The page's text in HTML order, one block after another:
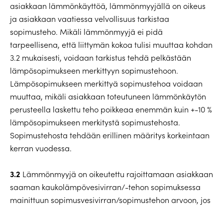
asiakkaan lämmönkäyttöä, lämmönmyyjällä on oikeus
ja asiakkaan vaatiessa velvollisuus tarkistaa
sopimusteho. Mikäli lämmönmyyjä ei pidä
tarpeellisena, että liittymän kokoa tulisi muuttaa kohdan
3.2 mukaisesti, voidaan tarkistus tehdä pelkästään
lämpösopimukseen merkittyyn sopimustehoon.
Lämpösopimukseen merkittyä sopimustehoa voidaan
muuttaa, mikäli asiakkaan toteutuneen lämmönkäytön
perusteella laskettu teho poikkeaa enemmän kuin +-10 %
lämpösopimukseen merkitystä sopimustehosta.
Sopimustehosta tehdään erillinen määritys korkeintaan
kerran vuodessa.
3.2 Lämmönmyyjä on oikeutettu rajoittamaan asiakkaan
saaman kaukolämpövesivirran/-tehon sopimuksessa
mainittuun sopimusvesivirran/sopimustehon arvoon, jos